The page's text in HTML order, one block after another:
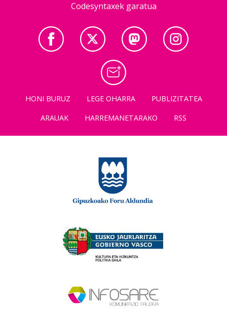
Codesyntaxek garatua
HONI BURUZ LEGE OHARRA
PUBLIZITATEA
ARAUAK
HARREMANETARAKO RSS